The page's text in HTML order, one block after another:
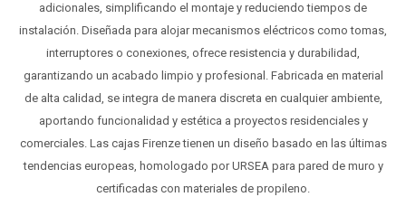
adicionales, simplificando el montaje y reduciendo tiempos de
instalación. Diseñada para alojar mecanismos eléctricos como tomas,
interruptores o conexiones, ofrece resistencia y durabilidad,
garantizando un acabado limpio y profesional. Fabricada en material
de alta calidad, se integra de manera discreta en cualquier ambiente,
aportando funcionalidad y estética a proyectos residenciales y
comerciales. Las cajas Firenze tienen un diseño basado en las últimas
tendencias europeas, homologado por URSEA para pared de muro y
certificadas con materiales de propileno.